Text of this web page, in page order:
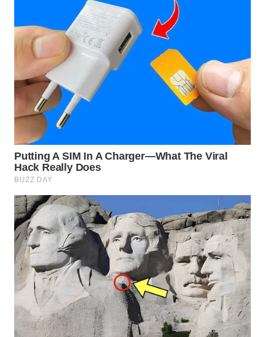
WN
BOROBUDUR
WN
MADURA
WN
SURABAYA
WN
NATUNA
WN
BINTAN
WN
MANDALIKA
WN
LIKUPANG
WN